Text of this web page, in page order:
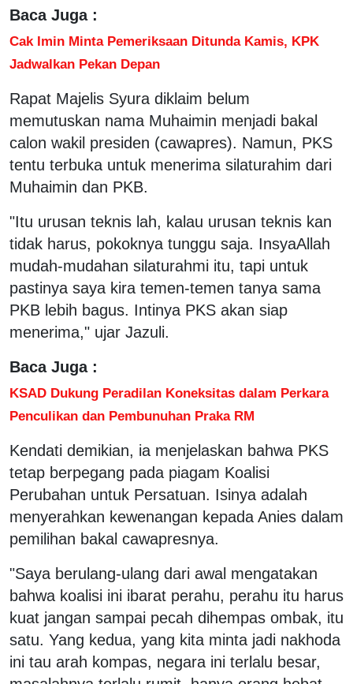
Baca Juga :
Cak Imin Minta Pemeriksaan Ditunda Kamis, KPK
Jadwalkan Pekan Depan
Rapat Majelis Syura diklaim belum
memutuskan nama Muhaimin menjadi bakal
calon wakil presiden (cawapres). Namun, PKS
tentu terbuka untuk menerima silaturahim dari
Muhaimin dan PKB.
"Itu urusan teknis lah, kalau urusan teknis kan
tidak harus, pokoknya tunggu saja. InsyaAllah
mudah-mudahan silaturahmi itu, tapi untuk
pastinya saya kira temen-temen tanya sama
PKB lebih bagus. Intinya PKS akan siap
menerima," ujar Jazuli.
Baca Juga :
KSAD Dukung Peradilan Koneksitas dalam Perkara
Penculikan dan Pembunuhan Praka RM
Kendati demikian, ia menjelaskan bahwa PKS
tetap berpegang pada piagam Koalisi
Perubahan untuk Persatuan. Isinya adalah
menyerahkan kewenangan kepada Anies dalam
pemilihan bakal cawapresnya.
"Saya berulang-ulang dari awal mengatakan
bahwa koalisi ini ibarat perahu, perahu itu harus
kuat jangan sampai pecah dihempas ombak, itu
satu. Yang kedua, yang kita minta jadi nakhoda
ini tau arah kompas, negara ini terlalu besar,